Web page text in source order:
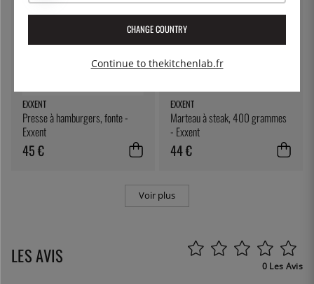
EXXENT
Presse à hamburgers, fonte -
Exxent
45 €
EXXENT
Marteau à steak, 400 grammes
- Exxent
44 €
Voir plus
LES AVIS 0 Les Avis
CHANGE COUNTRY
Continue to thekitchenlab.fr